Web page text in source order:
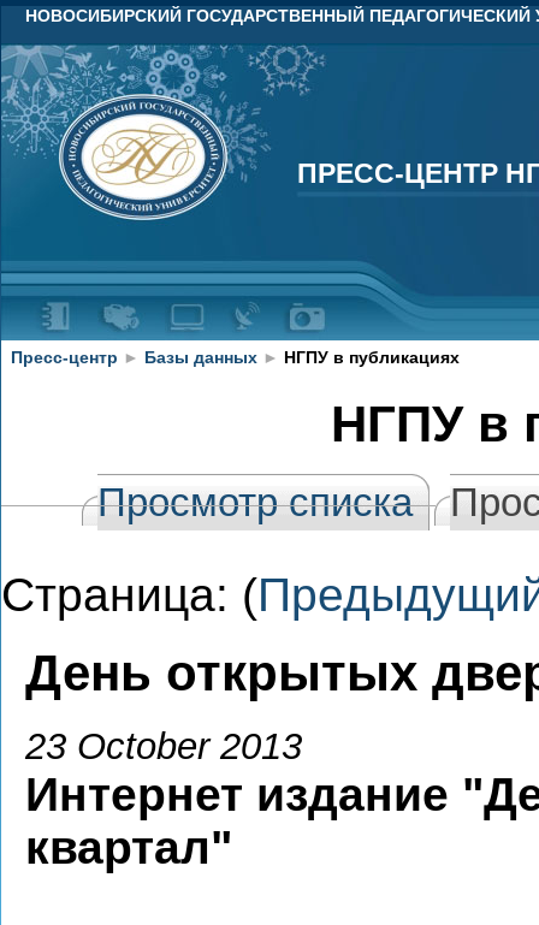
НОВОСИБИРСКИЙ ГОСУДАРСТВЕННЫЙ ПЕДАГОГИЧЕСКИЙ
ПРЕСС-ЦЕНТР
ПРЕСС-ЦЕНТР
Пресс-центр ► Базы данных ► НГПУ в публикациях
НГПУ в
Просмотр списка
Страница: (
День открытых
23 October 2013
Интернет издание
квартал"